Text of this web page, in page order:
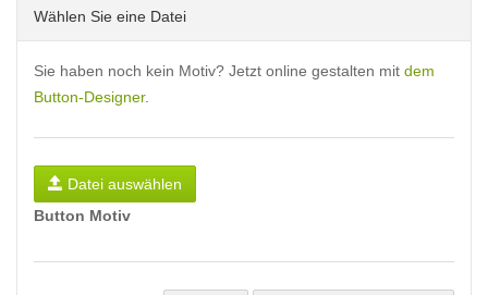
Wählen Sie eine Datei
Sie haben noch kein Motiv? Jetzt online gestalten mit dem
Button-Designer.
Datei auswählen
Button Motiv